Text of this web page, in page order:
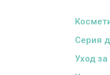
Серия
Уход